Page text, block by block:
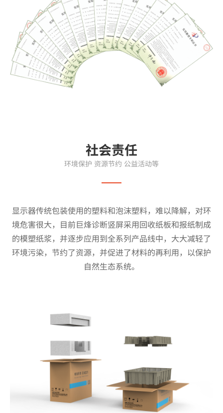
社会责任
环境保护 资源节约 公益活动等
显示器传统包装使用的塑料和泡沫塑料，难以降解，对环
境危害很大，目前巨烽诊断竖屏采用回收纸板和报纸制成
的模塑纸浆，并逐步应用到全系列产品线中，大大减轻了
环境污染，节约了资源，并促进了材料的再利用，以保护
自然生态系统。